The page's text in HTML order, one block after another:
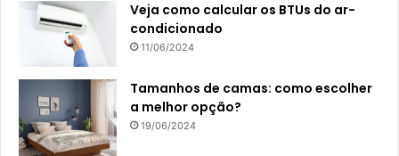
Veja como calcular os BTUs do ar-
condicionado
11/06/2024
Tamanhos de camas: como escolher
a melhor opção?
19/06/2024